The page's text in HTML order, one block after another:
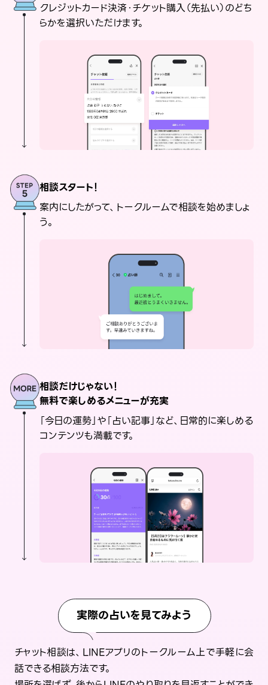
クレジットカード決済・チケット購入（先払い）のどち
らかを選択いただけます。
相談スタート！
案内にしたがって、トークルームで相談を始めましょ
う。
相談だけじゃない！
無料で楽しめるメニューが充実
「今日の運勢」や「占い記事」など、日常的に楽しめる
コンテンツも満載です。
実際の占いを見てみよう
チャット相談は、LINEアプリのトークルーム上で手軽に会
話できる相談方法です。